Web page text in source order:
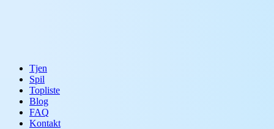
Tjen
Spil
Topliste
Blog
FAQ
Kontakt